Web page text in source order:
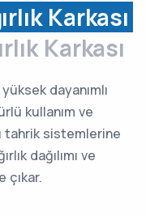
Karkası
Karkası
dayanımlı
kullanım ve
tahrik sistemlerine
dağılımı ve
çıkar.